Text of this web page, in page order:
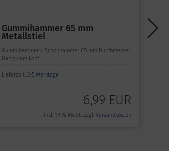
Gummihammer 65 mm
Metallstiel
Gummihammer / Schonhammer 65 mm Durchmesser
Hartgummikopf ...
Lieferzeit: 2-5 Werktage
6,99 EUR
inkl. 19 % MwSt. zzgl. Versandkosten
12